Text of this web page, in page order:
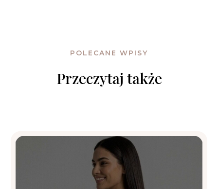
POLECANE WPISY
Przeczytaj także